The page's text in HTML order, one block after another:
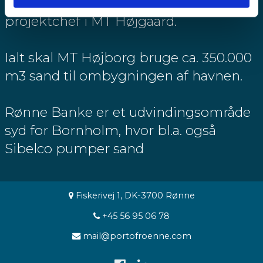
projektchef i MT Højgaard.
Ialt skal MT Højborg bruge ca. 350.000
m3 sand til ombygningen af havnen.
Rønne Banke er et udvindingsområde
syd for Bornholm, hvor bl.a. også
Sibelco pumper sand
Adresse:
Fiskerivej 1, DK-3700 Rønne
Telefon:
+45 56 95 06 78
E-
mail@portofroenne.com